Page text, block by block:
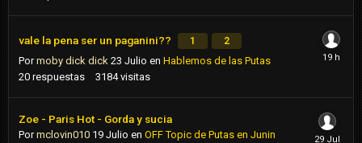
vale la pena ser un paganini?? 1 2
Pormoby dick dick 23 Julio en Hablemos de las Putas
20 respuestas 3184 visitas
Zoe - Paris Hot - Gorda y sucia
Pormclovin010 19 Julio en OFF Topic de Putas en Junin